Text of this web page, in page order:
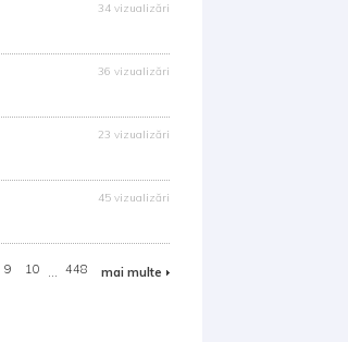
34 vizualizări
36 vizualizări
23 vizualizări
45 vizualizări
9 10 ... 448 mai multe